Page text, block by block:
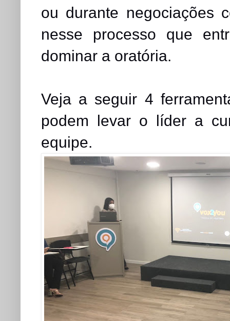
ou durante negociações
nesse processo que
dominar a oratória.
Veja a seguir 4
podem levar o líder a
equipe.